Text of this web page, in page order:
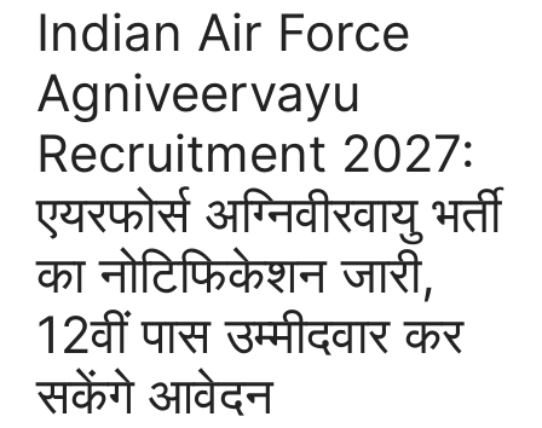
Indian Air Force
Agniveervayu
Recruitment 2027:
एयरफोर्स अग्निवीरवायु भर्ती
का नोटिफिकेशन जारी,
12वीं पास उम्मीदवार कर
सकेंगे आवेदन